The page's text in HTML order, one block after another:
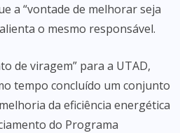
a “vontade de melhorar seja
o mesmo responsável.
de viragem” para a UTAD,
tempo concluído um conjunto
da eficiência energética
do Programa